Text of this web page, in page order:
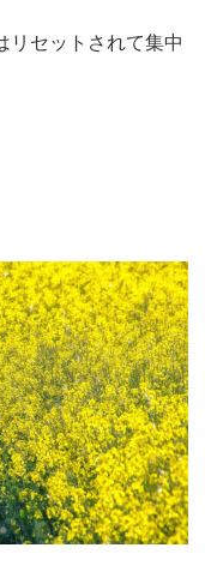
リセットされて集中